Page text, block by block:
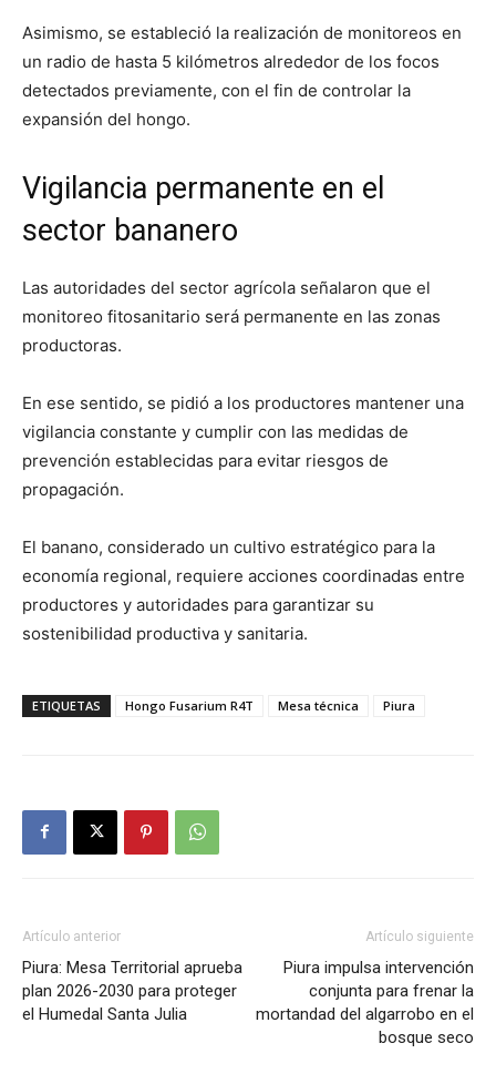
Asimismo, se estableció la realización de monitoreos en
un radio de hasta 5 kilómetros alrededor de los focos
detectados previamente, con el fin de controlar la
expansión del hongo.
Vigilancia permanente en el
sector bananero
Las autoridades del sector agrícola señalaron que el
monitoreo fitosanitario será permanente en las zonas
productoras.
En ese sentido, se pidió a los productores mantener una
vigilancia constante y cumplir con las medidas de
prevención establecidas para evitar riesgos de
propagación.
El banano, considerado un cultivo estratégico para la
economía regional, requiere acciones coordinadas entre
productores y autoridades para garantizar su
sostenibilidad productiva y sanitaria.
ETIQUETAS Hongo Fusarium R4T Mesa técnica Piura
Artículo anterior
Piura: Mesa Territorial aprueba
plan 2026-2030 para proteger
el Humedal Santa Julia
Artículo siguiente
Piura impulsa intervención
conjunta para frenar la
mortandad del algarrobo en el
bosque seco